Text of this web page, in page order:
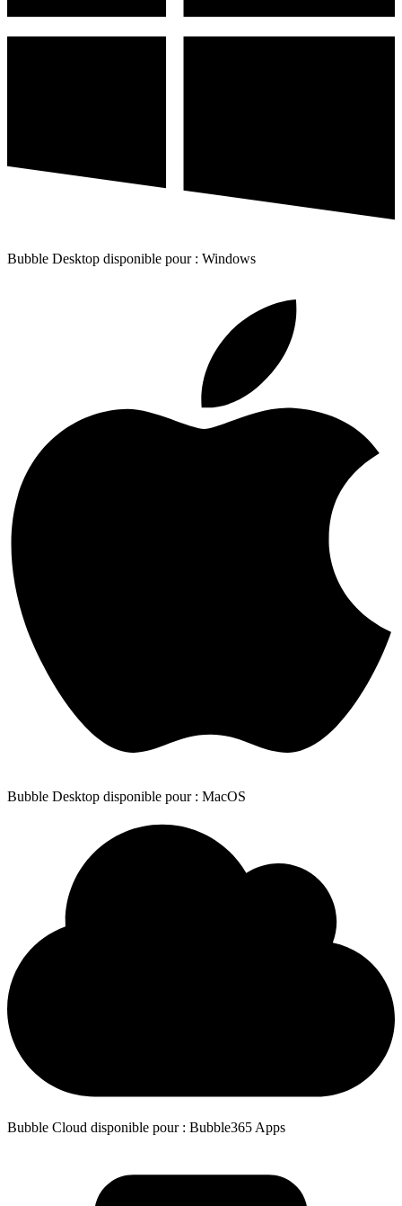
Bubble Desktop disponible pour : Windows
Bubble Desktop disponible pour : MacOS
Bubble Cloud disponible pour : Bubble365 Apps